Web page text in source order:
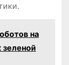
на
зеленой